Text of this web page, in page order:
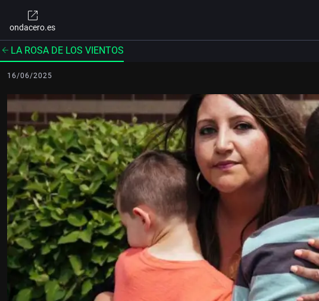
ondacero.es
LA ROSA DE LOS VIENTOS
16/06/2025